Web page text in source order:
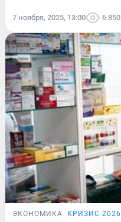
7 ноября, 2025, 13:00 6 850
ЭКОНОМИКА КРИЗИС-2026